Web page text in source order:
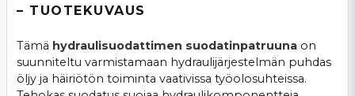
– TUOTEKUVAUS
Tämä hydraulisuodattimen suodatinpatruuna on
suunniteltu varmistamaan hydraulijärjestelmän puhdas
öljy ja häiriötön toiminta vaativissa työolosuhteissa.